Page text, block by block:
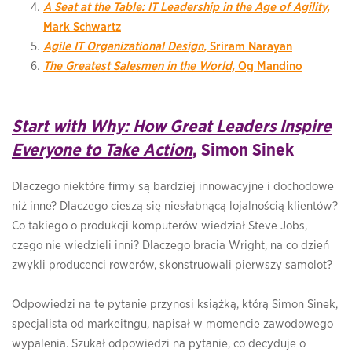
A Seat at the Table: IT Leadership in the Age of Agility,
Mark Schwartz
Agile IT Organizational Design, Sriram Narayan
The Greatest Salesmen in the World, Og Mandino
Start with Why: How Great Leaders Inspire
Everyone to Take Action, Simon Sinek
Dlaczego niektóre firmy są bardziej innowacyjne i dochodowe
niż inne? Dlaczego cieszą się niesłabnącą lojalnością klientów?
Co takiego o produkcji komputerów wiedział Steve Jobs,
czego nie wiedzieli inni? Dlaczego bracia Wright, na co dzień
zwykli producenci rowerów, skonstruowali pierwszy samolot?
Odpowiedzi na te pytanie przynosi książką, którą Simon Sinek,
specjalista od markeitngu, napisał w momencie zawodowego
wypalenia. Szukał odpowiedzi na pytanie, co decyduje o